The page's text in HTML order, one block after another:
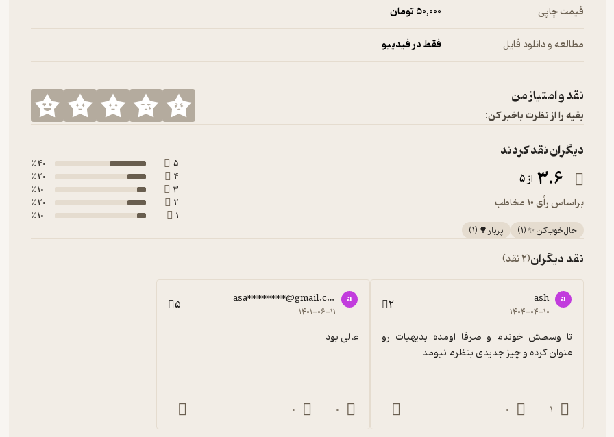
قیمت چاپی 50,000 تومان
مطالعه و دانلود فایل فقط در فیدیبو
نقد و امتیاز من
بقیه را از نظرت باخبر کن:
دیگران نقد کردند
3.6 از 5
براساس رأی 10 مخاطب
حال‌خوب‌کن ✨(
1
) پربار 🌳 (
1
)
5
40 ٪
4
20 ٪
3
10 ٪
2
20 ٪
1
10 ٪
نقد دیگران(2 نقد)
a
ash
۱۴۰۴-۰۴-۱۰ 2
عنوان کرده و چیز جدیدی بنظرم نیومد
1
0
a
asa********@gmail.com
۱۴۰۱-۰۶-۱۱ 5
عالی بود
0
0